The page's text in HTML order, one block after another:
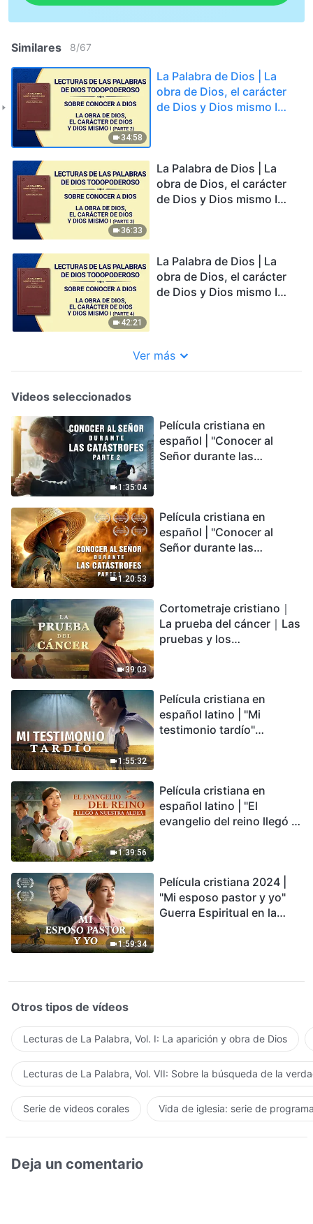
Similares 8/67
34:58
La Palabra de Dios | La
obra de Dios, el carácter
de Dios y Dios mismo I
36:33
La Palabra de Dios | La
obra de Dios, el carácter
de Dios y Dios mismo I
42:21
La Palabra de Dios | La
obra de Dios, el carácter
de Dios y Dios mismo I
Ver más
Videos seleccionados
1:35:04
Película cristiana en
español | "Conocer al
Señor durante las
podemos sobrevivir?
1:20:53
Película cristiana en
español | "Conocer al
Señor durante las
encontrarás refugio?
39:03
Cortometraje cristiano｜
La prueba del cáncer｜Las
pruebas y los
1:55:32
Película cristiana en
español latino | "Mi
testimonio tardío"
conmovedor
1:39:56
Película cristiana en
español latino | "El
evangelio del reino llegó a
1:59:34
Película cristiana 2024 |
"Mi esposo pastor y yo"
Guerra Espiritual en la
Otros tipos de vídeos
Lecturas de La Palabra, Vol. I: La aparición y obra de Dios
Lecturas de La Palabra, Vol. VII: Sobre la búsqueda de la
Serie de videos corales Vida de iglesia: serie de
Deja un comentario